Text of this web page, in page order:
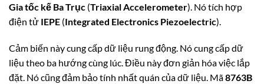
Gia tốc kế Ba Trục (Triaxial Accelerometer). Nó tích hợp
điện tử IEPE (Integrated Electronics Piezoelectric).
Cảm biến này cung cấp dữ liệu rung động. Nó cung cấp dữ
liệu theo ba hướng cùng lúc. Điều này đơn giản hóa việc lắp
đặt. Nó cũng đảm bảo tính nhất quán của dữ liệu. Mã8763B